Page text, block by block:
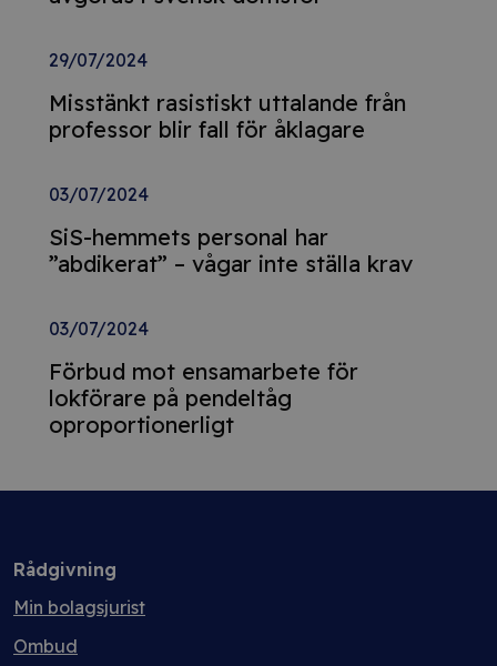
29/07/2024
Misstänkt rasistiskt uttalande från
professor blir fall för åklagare
03/07/2024
SiS-hemmets personal har
”abdikerat” – vågar inte ställa krav
03/07/2024
Förbud mot ensamarbete för
lokförare på pendeltåg
oproportionerligt
Rådgivning
Min bolagsjurist
Ombud